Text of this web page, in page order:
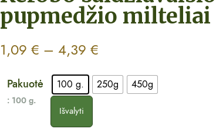
pupmedžio milteliai
1,09€ – 4,39€
Pakuotė
: 100 g.
100 g. 250g 450g
Išvalyti